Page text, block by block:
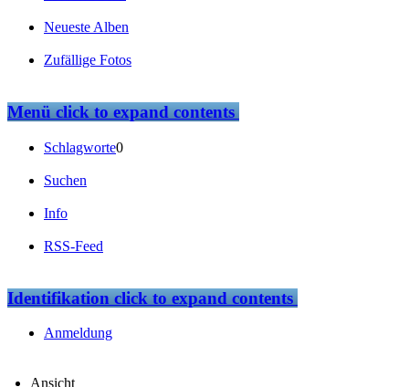
Neueste Alben
Zufällige Fotos
Menüclick to expand contents
Schlagworte0
Suchen
Info
RSS-Feed
Identifikationclick to expand contents
Anmeldung
Ansicht